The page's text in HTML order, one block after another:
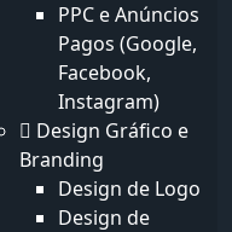
PPC e Anúncios
Pagos (Google,
Facebook,
Instagram)
Design Gráfico e
Branding
Design de Logo
Design de
Enterprise
que Gera
Mercado
um folheto digital
Ele gera
detalhes